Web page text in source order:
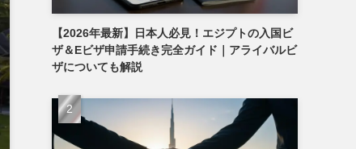
【2026年最新】日本人必見！エジプトの入国ビ
ザ＆Eビザ申請手続き完全ガイド｜アライバルビ
ザについても解説